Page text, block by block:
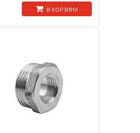
В КОРЗИНУ